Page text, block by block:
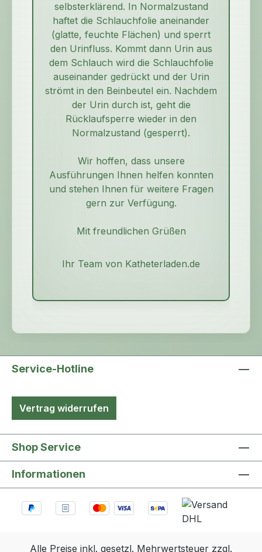
selbsterklärend. In Normalzustand
haftet die Schlauchfolie aneinander
(glatte, feuchte Flächen) und sperrt
den Urinfluss. Kommt dann Urin aus
dem Schlauch wird die Schlauchfolie
auseinander gedrückt und der Urin
strömt in den Beinbeutel ein. Nachdem
der Urin durch ist, geht die
Rücklaufsperre wieder in den
Normalzustand (gesperrt).
Wir hoffen, dass unsere
Ausführungen Ihnen helfen konnten
und stehen Ihnen für weitere Fragen
gern zur Verfügung.
Mit freundlichen Grüßen
Ihr Team von Katheterladen.de
Service-Hotline
Vertrag widerrufen
Shop Service
Informationen
Alle Preise inkl. gesetzl. Mehrwertsteuer zzgl.